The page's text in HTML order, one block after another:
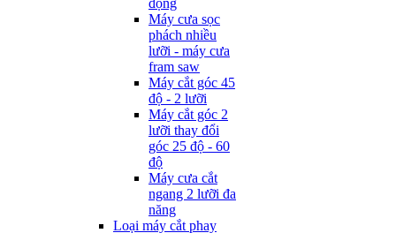
động
Máy cưa sọc
phách nhiều
lưỡi - máy cưa
fram saw
Máy cắt góc 45
độ - 2 lưỡi
Máy cắt góc 2
lưỡi thay đổi
góc 25 độ - 60
độ
Máy cưa cắt
ngang 2 lưỡi đa
năng
Loại máy cắt phay